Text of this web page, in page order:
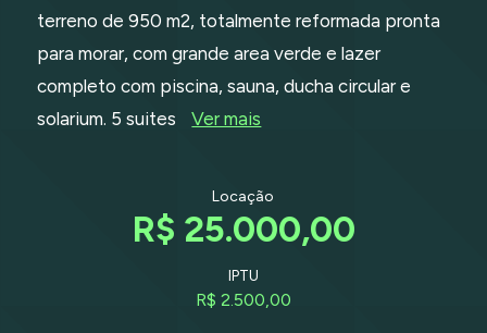
terreno de 950 m2, totalmente reformada pronta
para morar, com grande area verde e lazer
completo com piscina, sauna, ducha circular e
solarium. 5 suites
Ver mais
Locação
R$ 25.000,00
IPTU
R$ 2.500,00